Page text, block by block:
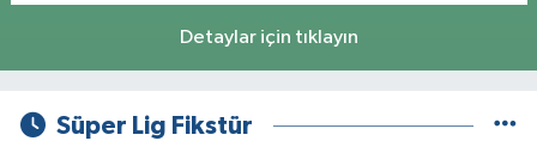
Detaylar için tıklayın
Süper Lig Fikstür